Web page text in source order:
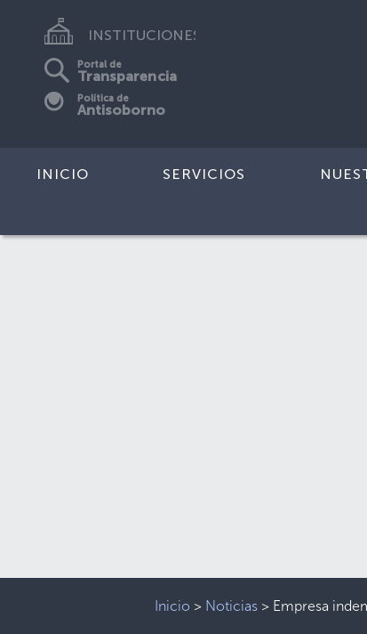
INSTITUCIONES
Portal de
Transparencia
Política de
Antisoborno
INICIO SERVICIOS
Inicio > Noticias > Empresa